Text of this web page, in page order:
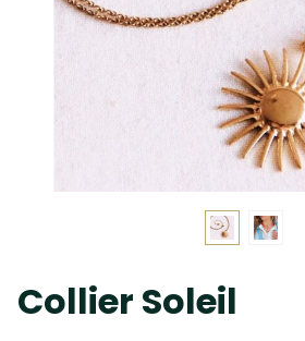
Collier Soleil